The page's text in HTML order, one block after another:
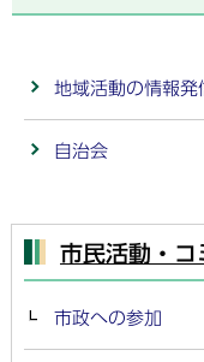
地域活動の情報発
自治会
市民活動・コ
市政への参加